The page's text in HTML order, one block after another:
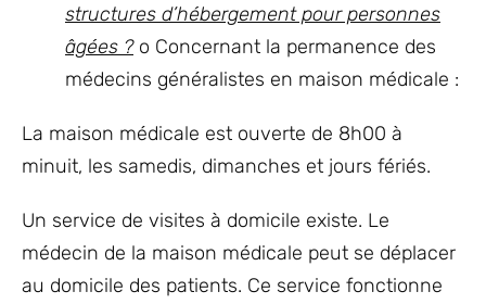
structures d’hébergement pour personnes
âgées ? o Concernant la permanence des
médecins généralistes en maison médicale :
La maison médicale est ouverte de 8h00 à
minuit, les samedis, dimanches et jours fériés.
Un service de visites à domicile existe. Le
médecin de la maison médicale peut se déplacer
au domicile des patients. Ce service fonctionne